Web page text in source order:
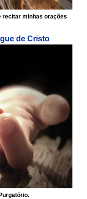
recitar minhas orações
de Cristo